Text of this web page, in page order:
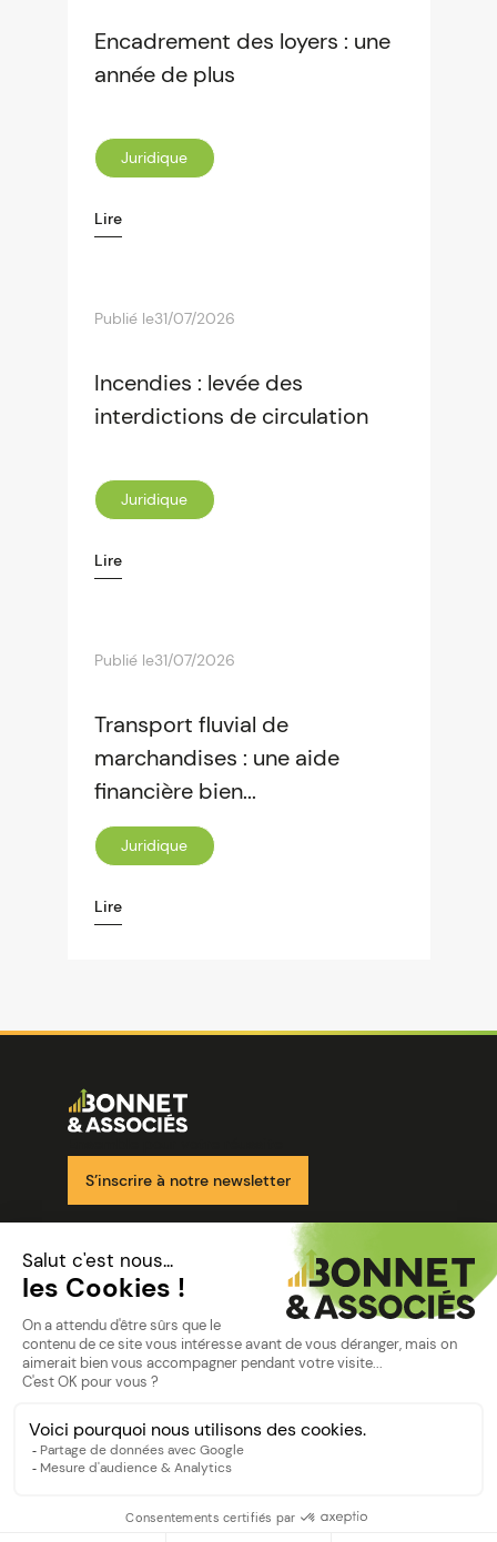
Encadrement des loyers : une
année de plus
Juridique
Lire
Publié le31/07/2026
Incendies : levée des
interdictions de circulation
Juridique
Lire
Publié le31/07/2026
Transport fluvial de
marchandises : une aide
financière bien...
Juridique
Lire
Image
S’inscrire à notre newsletter
Nos solutions
Nos cabinets
Mon espace client
Politique de confidentialité
©Bonnet2023